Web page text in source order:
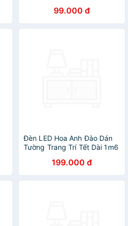
cho Dân Bay - Đèn Phòng
Ngủ - HÀNG CHÍNH HÃNG
MINIIN
99.000 đ
Đèn LED Hoa Anh Đào Dán
Tường Trang Trí Tết Dài 1m6
Đèn Decor Phòng Khách
Phòng Ngủ Tặng Băng Dính
Nano 2 Mặt - HÀNG CHÍNH
199.000 đ